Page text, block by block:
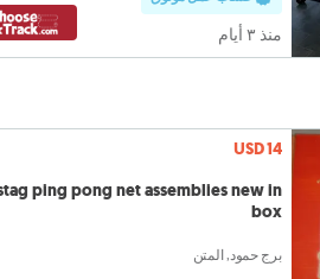
منذ ٣ أيام
USD 14
ping pong net assemblies new in
box
برج حمود, المتن